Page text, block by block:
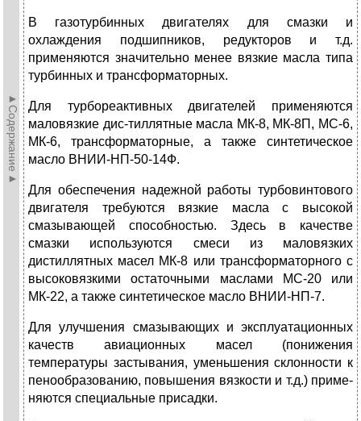
►Содержание►
В газотурбинных двигателях для смазки и
охлаждения подшип­ников, редукторов и т.д.
применяются значительно менее вязкие мас­ла типа
турбинных и трансформаторных.
Для турбореактивных двигателей применяются
маловязкие дис-тиллятные масла МК-8, МК-8П, МС-6,
МК-6, трансформаторные, а так­же синтетическое
масло ВНИИ-НП-50-14Ф.
Для обеспечения надежной работы турбовинтового
двигателя требуются вязкие масла с высокой
смазывающей способностью. Здесь в качестве
смазки используются смеси из маловязких
дистиллятных масел МК-8 или трансформаторного с
высоковязкими оста­точными маслами МС-20 или
МК-22, а также синтетическое масло ВНИИ-НП-7.
Для улучшения смазывающих и эксплуатационных
качеств авиа­ционных масел (понижения
температуры застывания, уменьшения склонности к
пенообразованию, повышения вязкости и т.д.) приме­
няются специальные присадки.